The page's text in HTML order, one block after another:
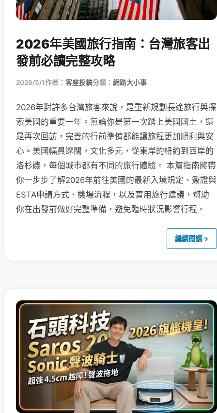
2026年美國旅行指南：台灣旅客出
發前必讀完整攻略
2026/5/1作者： 客座投稿分類： 網路大小事
2026年對許多台灣旅客來說，是重新規劃長途旅行與探
索美國的重要一年。無論你是第一次踏上美國國土，還
是再次回訪，完善的行前準備都能讓旅程更加順利與安
心。美國幅員遼闊，文化多元，從東岸的紐約到西岸的
洛杉磯，每個城市都有不同的旅行體驗。 本篇指南將帶
你一步步了解2026年前往美國的最新入境規定、簽證與
ESTA申請方式、機場流程，以及實用旅行建議，幫助
你在出發前做好完整準備，避免臨時狀況影響行程。
繼續閱讀→